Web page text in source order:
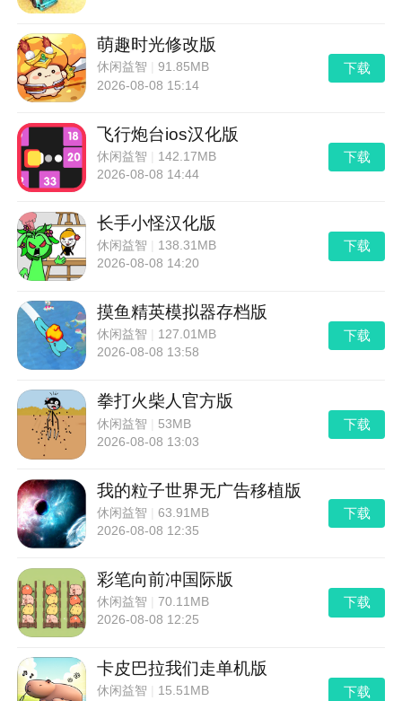
萌趣时光修改版
休闲益智 |91.85MB
2026-08-08 15:14
下载
飞行炮台ios汉化版
休闲益智
142.17MB
2026-08-08 14:44
下载
长手小怪汉化版
休闲益智
138.31MB
2026-08-08 14:20
下载
摸鱼精英模拟器存档版
休闲益智
127.01MB
2026-08-08 13:58
下载
拳打火柴人官方版
休闲益智
53MB
2026-08-08 13:03
下载
我的粒子世界无广告移植版
休闲益智 |63.91MB
2026-08-08 12:35
下载
彩笔向前冲国际版
休闲益智 |70.11MB
2026-08-08 12:25
下载
卡皮巴拉我们走单机版
休闲益智
15.51MB
下载